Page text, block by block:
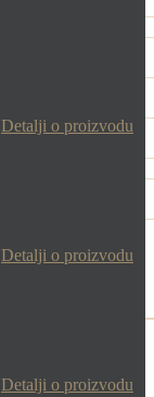
Detalji o proizvodu
Detalji o proizvodu
Detalji o proizvodu